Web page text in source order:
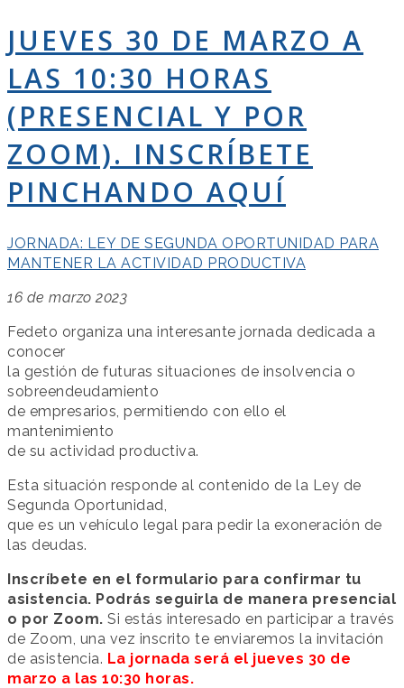
JUEVES 30 DE MARZO A
LAS 10:30 HORAS
(PRESENCIAL Y POR
ZOOM). INSCRÍBETE
PINCHANDO AQUÍ
JORNADA: LEY DE SEGUNDA OPORTUNIDAD PARA
MANTENER LA ACTIVIDAD PRODUCTIVA
16 de marzo 2023
Fedeto organiza una interesante jornada dedicada a
conocer
la gestión de futuras situaciones de insolvencia o
sobreendeudamiento
de empresarios, permitiendo con ello el
mantenimiento
de su actividad productiva.
Esta situación responde al contenido de la Ley de
Segunda Oportunidad,
que es un vehículo legal para pedir la exoneración de
las deudas.
Inscríbete en el formulario para confirmar tu
asistencia. Podrás seguirla de manera presencial
o por Zoom. Si estás interesado en participar a través
de Zoom, una vez inscrito te enviaremos la invitación
de asistencia. La jornada será el jueves 30 de
marzo a las 10:30 horas.